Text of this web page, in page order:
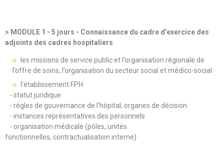
> MODULE 1 - 5 jours - Connaissance du cadre d’exercice des
adjoints des cadres hospitaliers
les missions de service public et l’organisation régionale de
l’offre de soins, l’organisation du secteur social et médico-social
l’établissement FPH
- statut juridique
- règles de gouvernance de l’hôpital, organes de décision
- instances représentatives des personnels
- organisation médicale (pôles, unités
fonctionnelles, contractualisation interne)